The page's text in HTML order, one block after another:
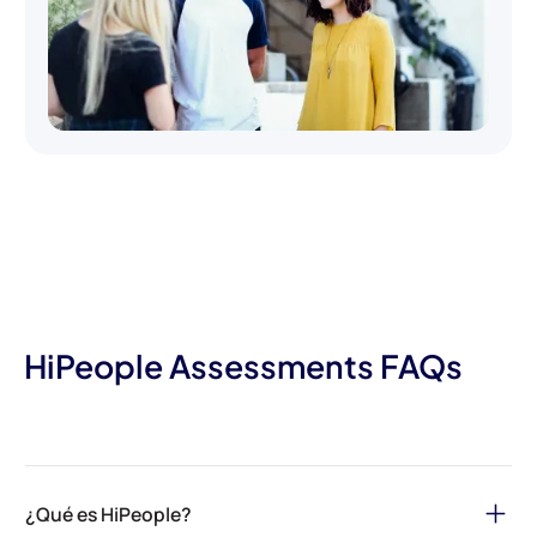
HiPeople Assessments FAQs
¿Qué es HiPeople?